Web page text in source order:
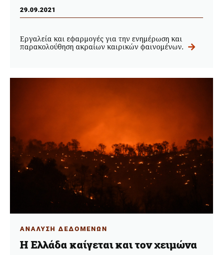
29.09.2021
Εργαλεία και εφαρμογές για την ενημέρωση και
παρακολούθηση ακραίων καιρικών φαινομένων.
ΑΝΑΛΥΣΗ ΔΕΔΟΜΕΝΩΝ
Η Ελλάδα καίγεται και τον χειμώνα